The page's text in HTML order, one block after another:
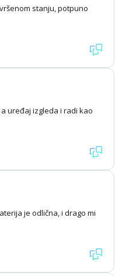
stanju, potpuno
uređaj izgleda i radi kao
je odlična, i drago mi